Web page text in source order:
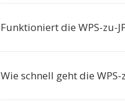
Funktioniert die WPS-zu-
Wie schnell geht die